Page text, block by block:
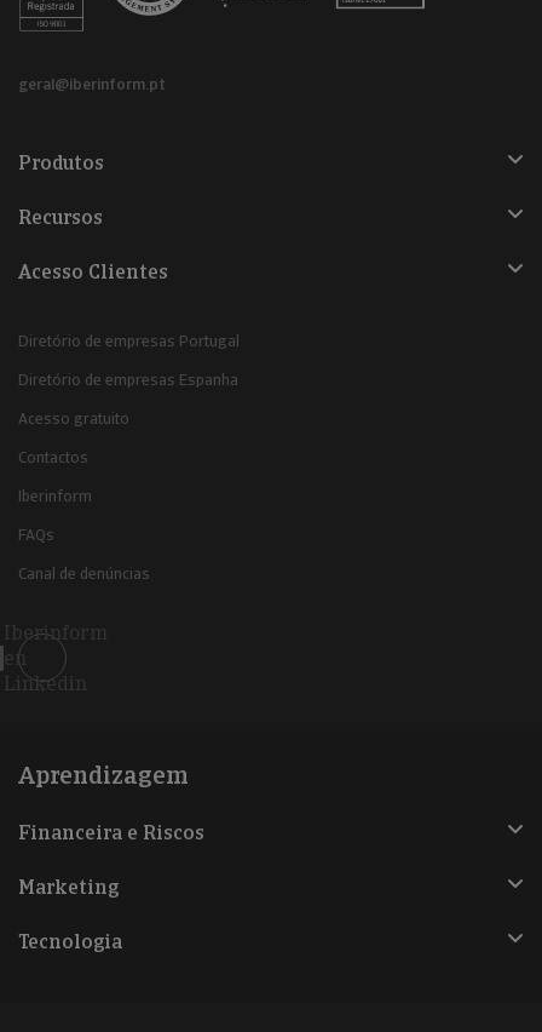
geral@iberinform.pt
Produtos
Recursos
Acesso Clientes
Diretório de empresas Portugal
Diretório de empresas Espanha
Acesso gratuito
Contactos
Iberinform
FAQs
Canal de denúncias
Iberinform
en
Linkedin
Aprendizagem
Financeira e Riscos
Marketing
Tecnologia